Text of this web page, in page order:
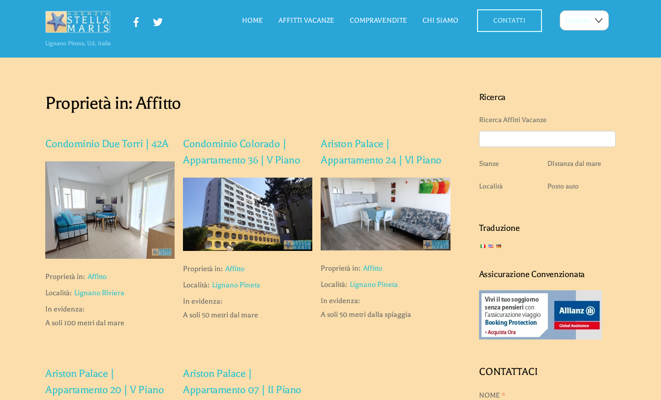
Lignano Pineta, Ud, Italia
HOME AFFITTI VACANZE COMPRAVENDITE CHI SIAMO CONTATTI
Proprietà in:Affitto
Condominio Due Torri | 42A
Proprietà in: Affitto
Località: Lignano Riviera
In evidenza:
A soli 100 metri dal mare
Condominio Colorado |
Appartamento 36 | V Piano
Proprietà in: Affitto
Località: Lignano Pineta
In evidenza:
A soli 50 metri dal mare
Ariston Palace |
Appartamento 24 | VI Piano
Proprietà in: Affitto
Località: Lignano Pineta
In evidenza:
A soli 50 metri dalla spiaggia
Ariston Palace |
Appartamento 20 | V Piano
Ariston Palace |
Appartamento 07 | II Piano
Ricerca
Ricerca Affitti Vacanze
Stanze
Località
DIstanza dal mare
Posto auto
Traduzione
Assicurazione Convenzionata
CONTATTACI
NOME *